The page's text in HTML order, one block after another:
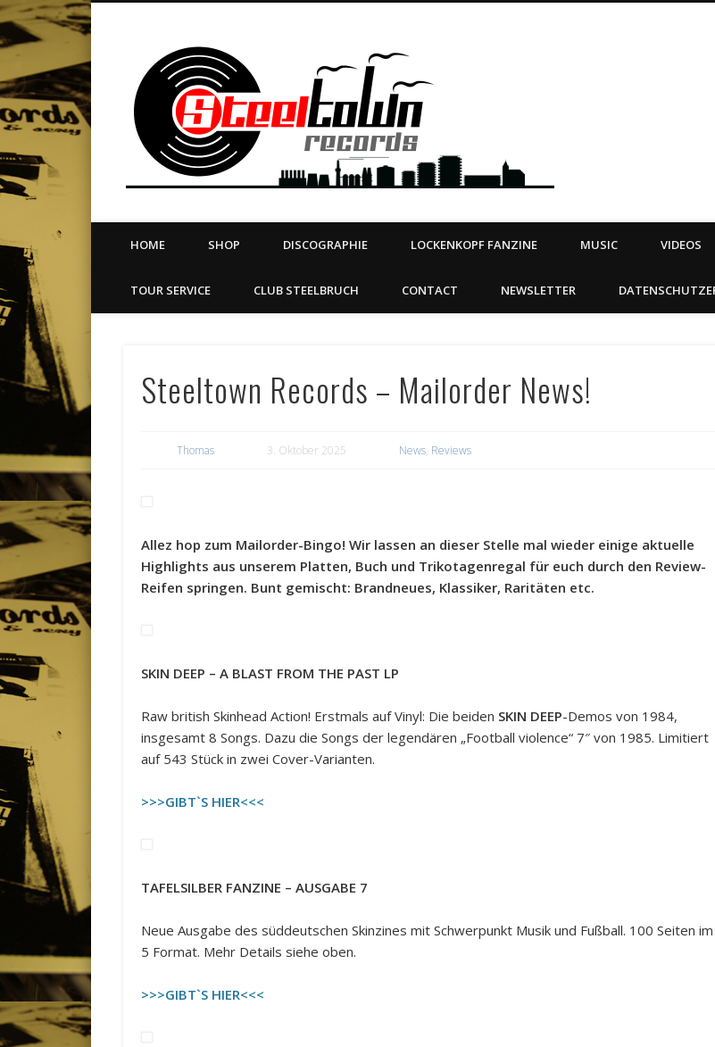
Steeltown
LABEL | MERCH | PRINT | DIY | FANZINE | TOURSERVICE | BOOKING
VimeoDribble LinkedIn
HOME SHOP DISCOGRAPHIE LOCKENKOPF FANZINE MUSIC VIDEOS
TOUR SERVICE CLUB STEELBRUCH CONTACT NEWSLETTER
Steeltown Records – Mailorder News!
Thomas 3. Oktober 2025 News, Reviews
Allez hop zum Mailorder-Bingo! Wir lassen an dieser Stelle mal wieder einige aktuelle
Highlights aus unserem Platten, Buch und Trikotagenregal für euch durch den Review-
Reifen springen. Bunt gemischt: Brandneues, Klassiker, Raritäten etc.
SKIN DEEP – A BLAST FROM THE PAST LP
Raw british Skinhead Action! Erstmals auf Vinyl: Die beiden SKIN DEEP-Demos von 1984,
insgesamt 8 Songs. Dazu die Songs der legendären „Football violence“ 7″ von 1985. Limitiert
auf 543 Stück in zwei Cover-Varianten.
>>>GIBT`S HIER<<<
TAFELSILBER FANZINE – AUSGABE 7
Neue Ausgabe des süddeutschen Skinzines mit Schwerpunkt Musik und Fußball. 100 Seiten
5 Format. Mehr Details siehe oben.
>>>GIBT`S HIER<<<